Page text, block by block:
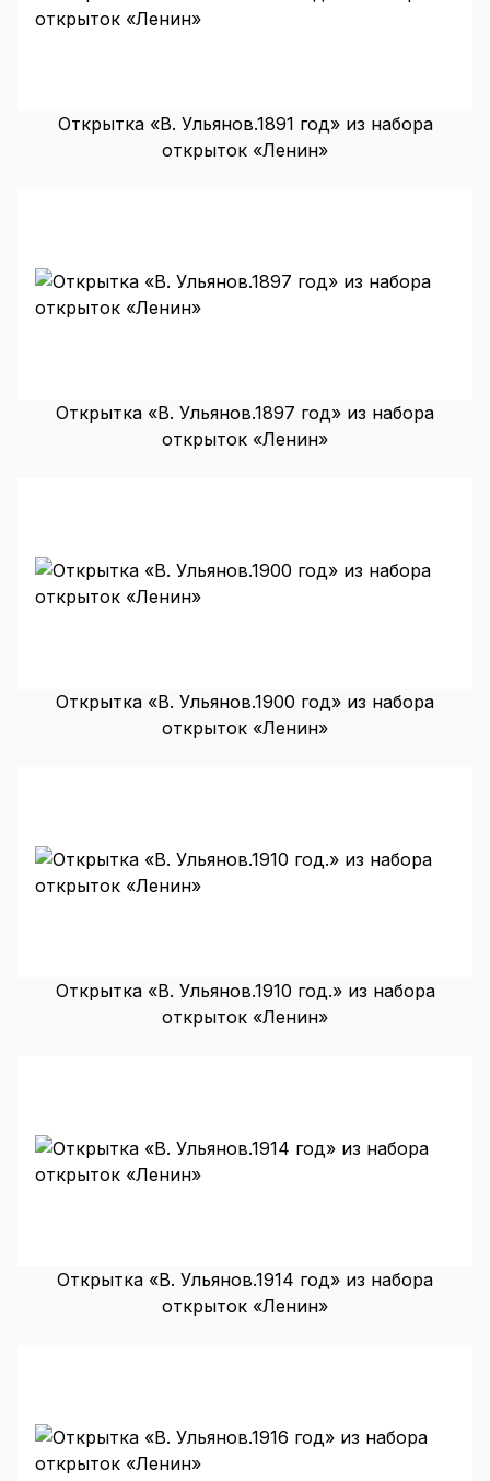
Открытка «В. Ульянов.1891 год» из набора
открыток «Ленин»
Открытка «В. Ульянов.1897 год» из набора
открыток «Ленин»
Открытка «В. Ульянов.1900 год» из набора
открыток «Ленин»
Открытка «В. Ульянов.1910 год.» из набора
открыток «Ленин»
Открытка «В. Ульянов.1914 год» из набора
открыток «Ленин»